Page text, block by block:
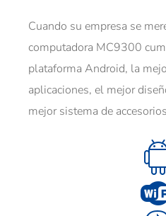
Cuando su empresa se
computadora MC9300
plataforma Android, la
aplicaciones, el mejor
mejor sistema de